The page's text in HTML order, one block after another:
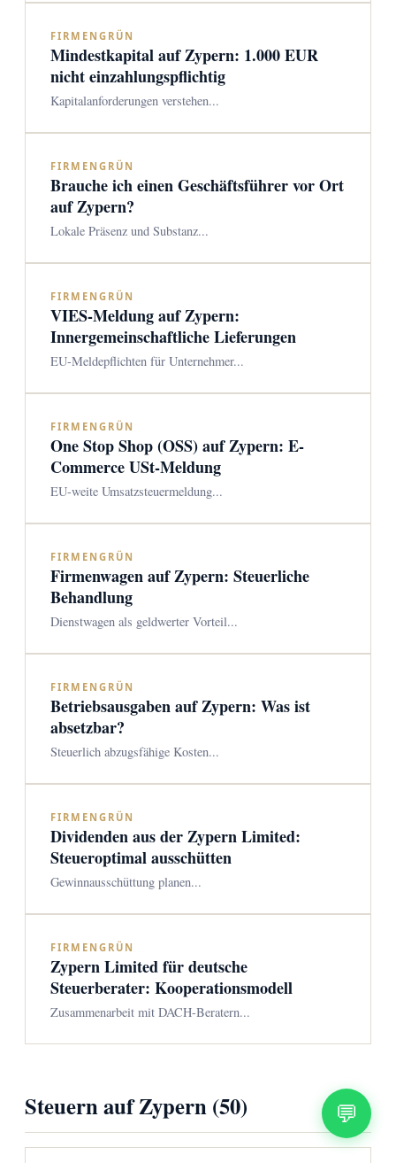
FIRMENGRÜN
Mindestkapital auf Zypern: 1.000 EUR
nicht einzahlungspflichtig
Kapitalanforderungen verstehen...
FIRMENGRÜN
Brauche ich einen Geschäftsführer vor Ort
auf Zypern?
Lokale Präsenz und Substanz...
FIRMENGRÜN
VIES-Meldung auf Zypern:
Innergemeinschaftliche Lieferungen
EU-Meldepflichten für Unternehmer...
FIRMENGRÜN
One Stop Shop (OSS) auf Zypern: E-
Commerce USt-Meldung
EU-weite Umsatzsteuermeldung...
FIRMENGRÜN
Firmenwagen auf Zypern: Steuerliche
Behandlung
Dienstwagen als geldwerter Vorteil...
FIRMENGRÜN
Betriebsausgaben auf Zypern: Was ist
absetzbar?
Steuerlich abzugsfähige Kosten...
FIRMENGRÜN
Dividenden aus der Zypern Limited:
Steueroptimal ausschütten
Gewinnausschüttung planen...
FIRMENGRÜN
Zypern Limited für deutsche
Steuerberater: Kooperationsmodell
Zusammenarbeit mit DACH-Beratern...
Steuern auf Zypern (50) 💬